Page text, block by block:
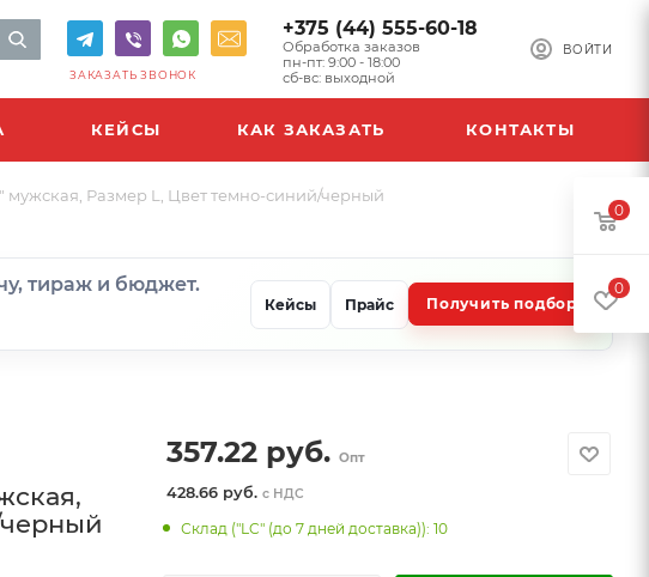
ВОЙТИ
+375 (44) 555-60-18
Обработка заказов
пн-пт: 9:00 - 18:00
сб-вс: выходной
ЗАКАЗАТЬ ЗВОНОК
КЕЙСЫ КАК ЗАКАЗАТЬ КОНТАКТЫ
мужская, Размер L, Цвет темно-синий/черный
тираж и бюджет.
Кейсы Прайс Получить подбор
357.22 руб. Опт
428.66 руб.с НДС
Склад ("LC" (до 7 дней доставка)): 10
0
0